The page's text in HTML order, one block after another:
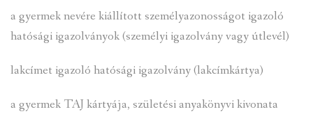
a gyermek nevére kiállított személyazonosságot igazoló
hatósági igazolványok (személyi igazolvány vagy útlevél)
lakcímet igazoló hatósági igazolvány (lakcímkártya)
a gyermek TAJ kártyája, születési anyakönyvi kivonata